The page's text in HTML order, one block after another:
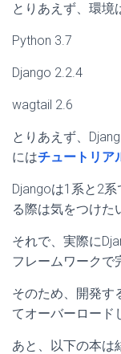
とりあえず、環境
Python 3.7
Django 2.2.4
wagtail 2.6
とりあえず、
にはチュートリア
Djangoは1系と2
る際は気をつけた
それで、実際に
フレームワークで
そのため、開発す
てオーバーロード
あと、以下の本は